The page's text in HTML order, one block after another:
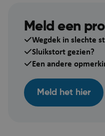
Meld een
Wegdek in slechte
Sluikstort gezien?
Een andere
Meld het hier
ARRAffinity